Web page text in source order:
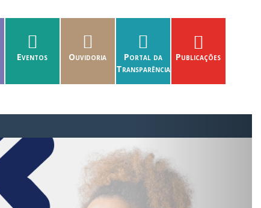
Eventos Ouvidoria
Portal da
Transparência
Publicações